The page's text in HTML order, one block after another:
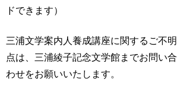
ドできます）
三浦文学案内人養成講座に関するご不明
点は、三浦綾子記念文学館までお問い合
わせをお願いいたします。